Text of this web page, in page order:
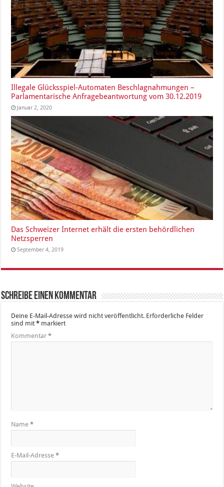
Illegale Glücksspiel-Automaten Beschlagnahmungen –
Parlamentarische Anfragebeantwortung vom 30.12.2019
Januar 2, 2020
Das Schweizer Internet erhält die ersten behördlichen
Netzsperren
September 4, 2019
Schreibe einen Kommentar
Deine E-Mail-Adresse wird nicht veröffentlicht. Erforderliche Felder
sind mit* markiert
Kommentar*
Name*
E-Mail-Adresse*